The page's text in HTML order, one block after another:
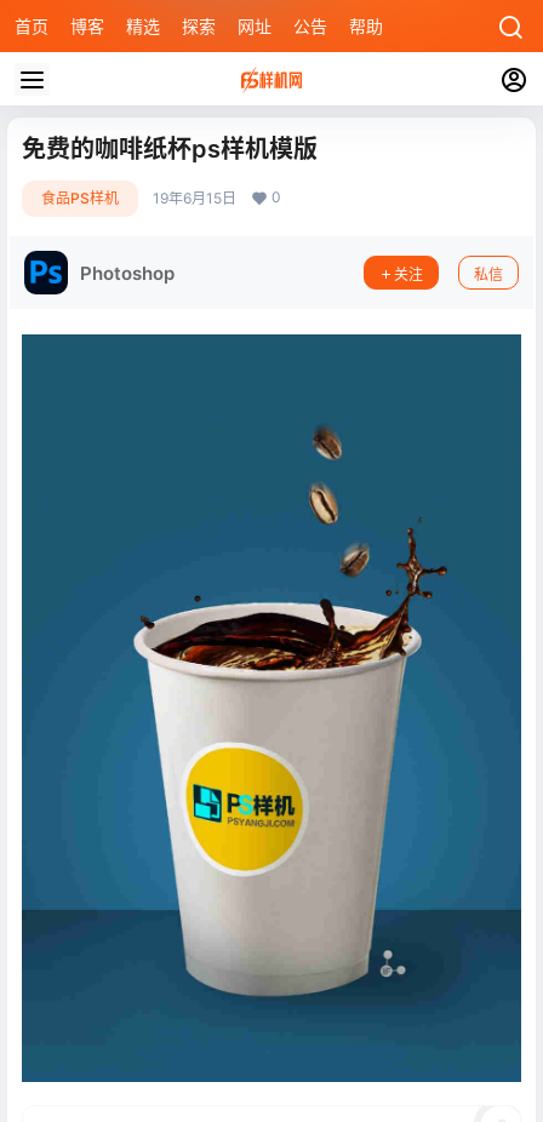
首页 博客 精选 探索 网址 公告 帮助
免费的咖啡纸杯ps样机模版
食品PS样机 19年6月15日 0
Photoshop 关注 私信